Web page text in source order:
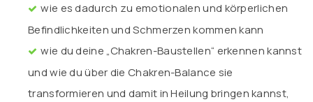
wie es dadurch zu emotionalen und körperlichen
Befindlichkeiten und Schmerzen kommen kann
wie du deine „Chakren-Baustellen“ erkennen kannst
und wie du über die Chakren-Balance sie
transformieren und damit in Heilung bringen kannst,